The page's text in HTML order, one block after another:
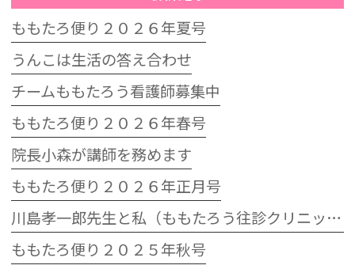
ももたろ便り２０２６年夏号
うんこは生活の答え合わせ
チームももたろう看護師募集中
ももたろ便り２０２６年春号
院長小森が講師を務めます
ももたろ便り２０２６年正月号
川島孝一郎先生と私（ももたろう往診クリニック開院15周年記念特別講演会）
ももたろ便り２０２５年秋号